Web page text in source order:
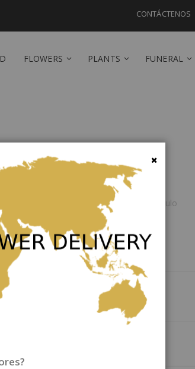
CONTÁCTENOS
FLOWERS PLANTS FUNERAL
Plant' a Brasil
en dejar una reseña para este artículo